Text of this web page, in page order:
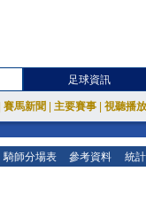
足球資訊
賽馬新聞 主要賽事 視聽播
騎師分場表 參考資料 統